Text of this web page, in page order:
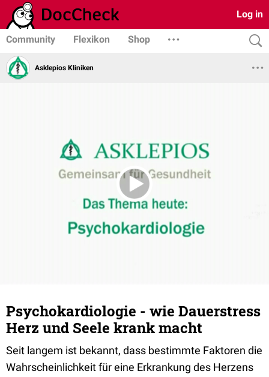
Log in
Community Flexikon Shop
Asklepios Kliniken
Psychokardiologie - wie Dauerstress
Herz und Seele krank macht
Seit langem ist bekannt, dass bestimmte Faktoren die
Wahrscheinlichkeit für eine Erkrankung des Herzens